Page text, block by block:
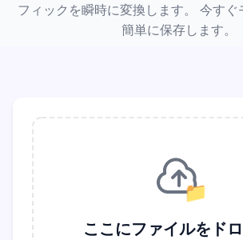
フィックを瞬時に変換します。 今すぐ
簡単に保存します。
📁
ここにファイルをド